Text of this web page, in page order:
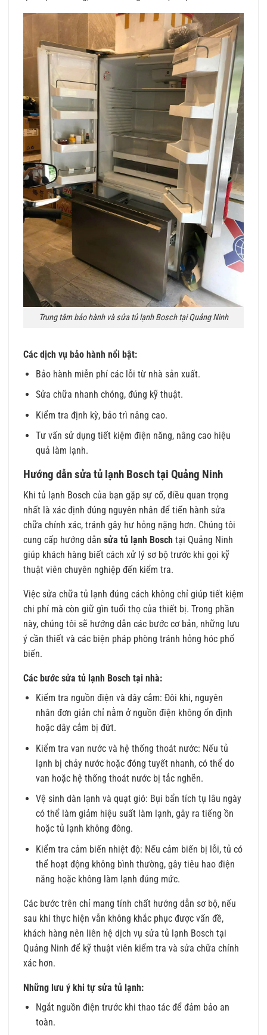
Trung tâm bảo hành và sửa tủ lạnh Bosch tại Quảng Ninh
Các dịch vụ bảo hành nổi bật:
Bảo hành miễn phí các lỗi từ nhà sản xuất.
Sửa chữa nhanh chóng, đúng kỹ thuật.
Kiểm tra định kỳ, bảo trì nâng cao.
Tư vấn sử dụng tiết kiệm điện năng, nâng cao hiệu
quả làm lạnh.
Hướng dẫn sửa tủ lạnh Bosch tại Quảng Ninh
Khi tủ lạnh Bosch của bạn gặp sự cố, điều quan trọng
nhất là xác định đúng nguyên nhân để tiến hành sửa
chữa chính xác, tránh gây hư hỏng nặng hơn. Chúng tôi
cung cấp hướng dẫn sửa tủ lạnh Bosch tại Quảng Ninh
giúp khách hàng biết cách xử lý sơ bộ trước khi gọi kỹ
thuật viên chuyên nghiệp đến kiểm tra.
Việc sửa chữa tủ lạnh đúng cách không chỉ giúp tiết kiệm
chi phí mà còn giữ gìn tuổi thọ của thiết bị. Trong phần
này, chúng tôi sẽ hướng dẫn các bước cơ bản, những lưu
ý cần thiết và các biện pháp phòng tránh hỏng hóc phổ
biến.
Các bước sửa tủ lạnh Bosch tại nhà:
Kiểm tra nguồn điện và dây cắm: Đôi khi, nguyên
nhân đơn giản chỉ nằm ở nguồn điện không ổn định
hoặc dây cắm bị đứt.
Kiểm tra van nước và hệ thống thoát nước: Nếu tủ
lạnh bị chảy nước hoặc đóng tuyết nhanh, có thể do
van hoặc hệ thống thoát nước bị tắc nghẽn.
Vệ sinh dàn lạnh và quạt gió: Bụi bẩn tích tụ lâu ngày
có thể làm giảm hiệu suất làm lạnh, gây ra tiếng ồn
hoặc tủ lạnh không đông.
Kiểm tra cảm biến nhiệt độ: Nếu cảm biến bị lỗi, tủ có
thể hoạt động không bình thường, gây tiêu hao điện
năng hoặc không làm lạnh đúng mức.
Các bước trên chỉ mang tính chất hướng dẫn sơ bộ, nếu
sau khi thực hiện vẫn không khắc phục được vấn đề,
khách hàng nên liên hệ dịch vụ sửa tủ lạnh Bosch tại
Quảng Ninh để kỹ thuật viên kiểm tra và sửa chữa chính
xác hơn.
Những lưu ý khi tự sửa tủ lạnh:
Ngắt nguồn điện trước khi thao tác để đảm bảo an
toàn.